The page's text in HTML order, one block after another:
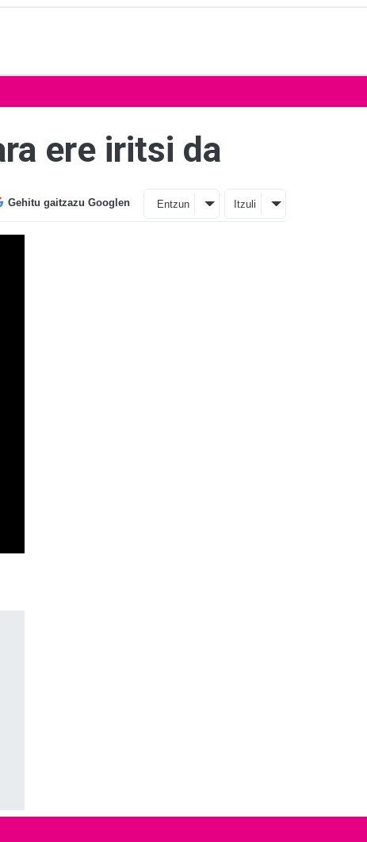
ere iritsi da
Gehitu gaitzazu Googlen Entzun Itzuli